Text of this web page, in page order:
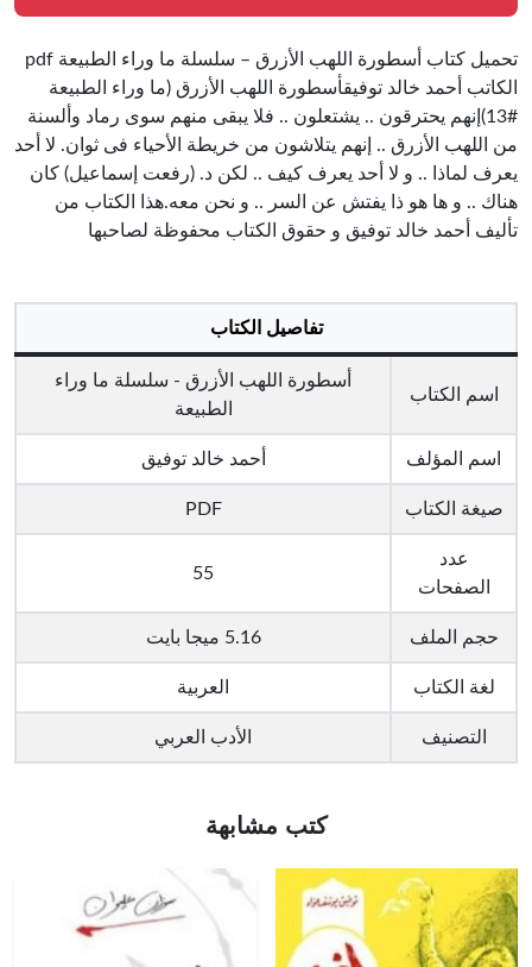
تحميل كتاب أسطورة اللهب الأزرق – سلسلة ما وراء الطبيعة pdf
الكاتب أحمد خالد توفيقأسطورة اللهب الأزرق (ما وراء الطبيعة
#13)إنهم يحترقون .. يشتعلون .. فلا يبقى منهم سوى رماد وألسنة
من اللهب الأزرق .. إنهم يتلاشون من خريطة الأحياء فى ثوان. لا أحد
يعرف لماذا .. و لا أحد يعرف كيف .. لكن د. (رفعت إسماعيل) كان
هناك .. و ها هو ذا يفتش عن السر .. و نحن معه.هذا الكتاب من
تأليف أحمد خالد توفيق و حقوق الكتاب محفوظة لصاحبها
تفاصيل الكتاب
اسم الكتاب
أسطورة اللهب الأزرق - سلسلة ما وراء
الطبيعة
اسم المؤلف أحمد خالد توفيق
صيغة الكتاب PDF
عدد
الصفحات
55
حجم الملف 5.16 ميجا بايت
لغة الكتاب العربية
التصنيف الأدب العربي
كتب مشابهة